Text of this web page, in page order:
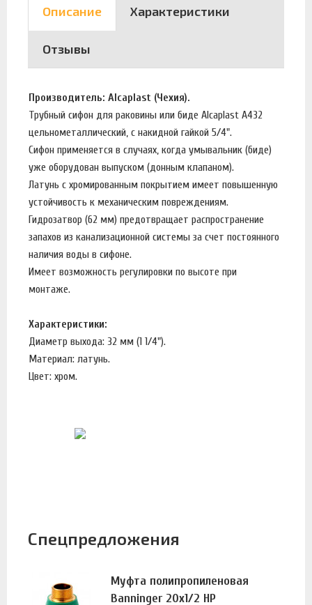
Описание Характеристики
Отзывы
Производитель: Alcaplast (Чехия).
Трубный сифон для раковины или биде Alcaplast A432
цельнометаллический, с накидной гайкой 5/4".
Сифон применяется в случаях, когда умывальник (биде)
уже оборудован выпуском (донным клапаном).
Латунь с хромированным покрытием имеет повышенную
устойчивость к механическим повреждениям.
Гидрозатвор (62 мм) предотвращает распространение
запахов из канализационной системы за счет постоянного
наличия воды в сифоне.
Имеет возможность регулировки по высоте при
монтаже.
Характеристики:
Диаметр выхода: 32 мм (1 1/4").
Материал: латунь.
Цвет: хром.
Спецпредложения
Муфта полипропиленовая
Banninger 20х1/2 НР